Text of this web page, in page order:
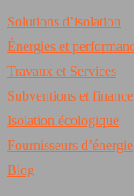
Solutions d’isolation
Énergies et
Travaux et Services
Subventions et
Isolation écologique
Fournisseurs d’énergie
Blog